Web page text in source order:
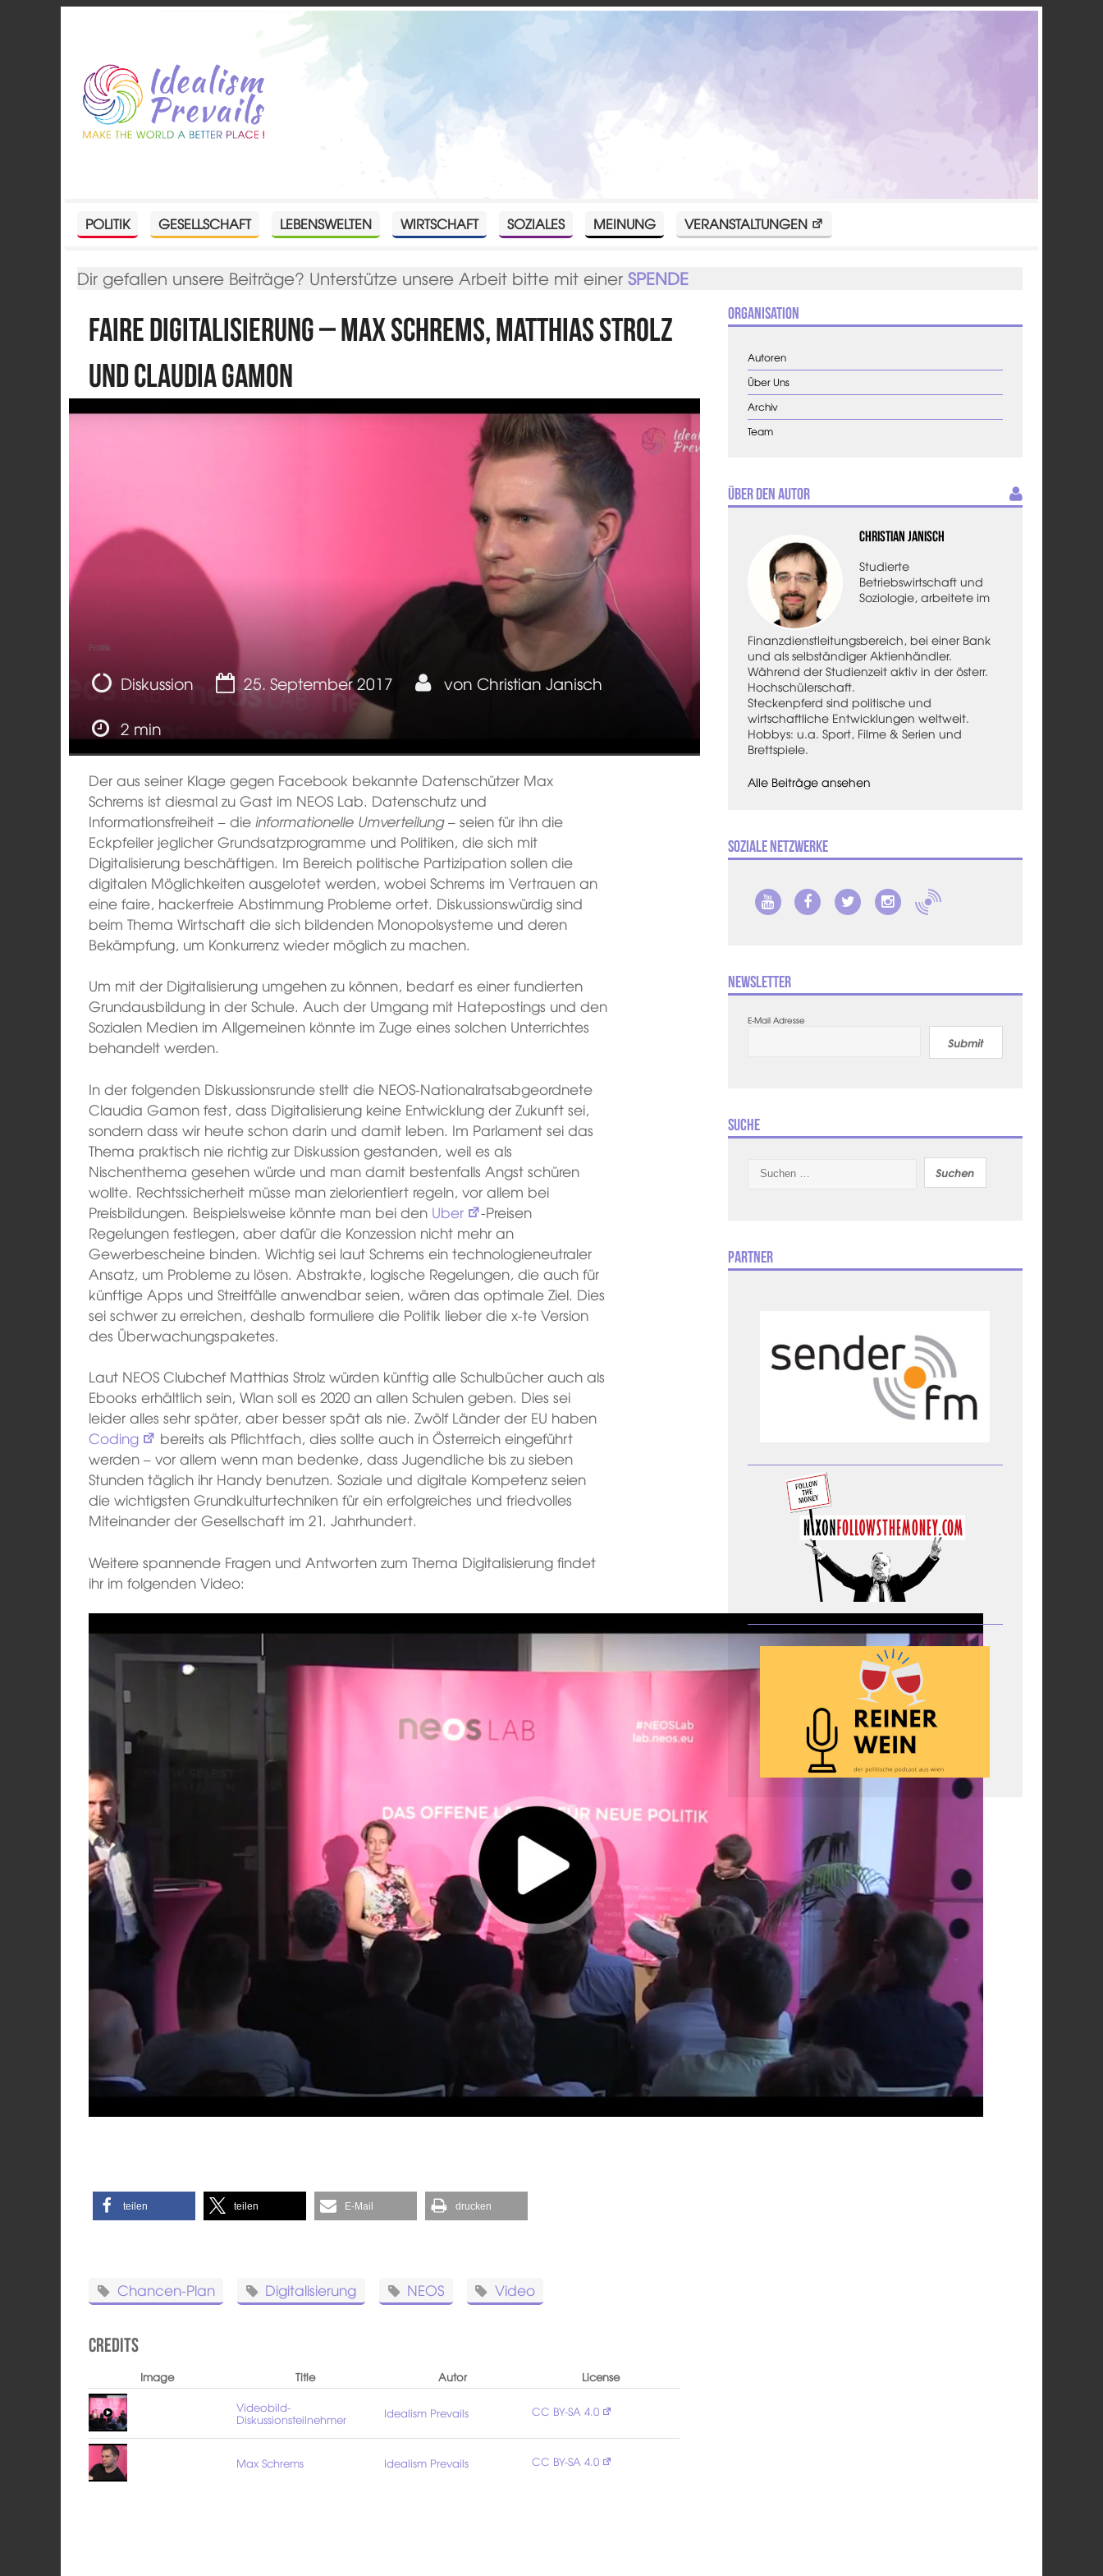
POLITIK GESELLSCHAFT LEBENSWELTEN WIRTSCHAFT SOZIALES MEINUNG VERANSTALTUNGEN
Dir gefallen unsere Beiträge? Unterstütze unsere Arbeit bitte mit einerSPENDE
Faire Digitalisierung – Max Schrems, Matthias Strolz
und Claudia Gamon
Politik
Diskussion 25. September 2017 von Christian Janisch
2 min
Der aus seiner Klage gegen Facebook bekannte Datenschützer Max
Schrems ist diesmal zu Gast im NEOS Lab. Datenschutz und
Informationsfreiheit – die informationelle Umverteilung– seien für ihn die
Eckpfeiler jeglicher Grundsatzprogramme und Politiken, die sich mit
Digitalisierung beschäftigen. Im Bereich politische Partizipation sollen die
digitalen Möglichkeiten ausgelotet werden, wobei Schrems im Vertrauen an
eine faire, hackerfreie Abstimmung Probleme ortet. Diskussionswürdig sind
beim Thema Wirtschaft die sich bildenden Monopolsysteme und deren
Bekämpfung, um Konkurrenz wieder möglich zu machen.
Um mit der Digitalisierung umgehen zu können, bedarf es einer fundierten
Grundausbildung in der Schule. Auch der Umgang mit Hatepostings und den
Sozialen Medien im Allgemeinen könnte im Zuge eines solchen Unterrichtes
behandelt werden.
In der folgenden Diskussionsrunde stellt die NEOS-Nationalratsabgeordnete
Claudia Gamon fest, dass Digitalisierung keine Entwicklung der Zukunft sei,
sondern dass wir heute schon darin und damit leben. Im Parlament sei das
Thema praktisch nie richtig zur Diskussion gestanden, weil es als
Nischenthema gesehen würde und man damit bestenfalls Angst schüren
wollte. Rechtssicherheit müsse man zielorientiert regeln, vor allem bei
Preisbildungen. Beispielsweise könnte man bei den Uber
-Preisen
Regelungen festlegen, aber dafür die Konzession nicht mehr an
Gewerbescheine binden. Wichtig sei laut Schrems ein technologieneutraler
Ansatz, um Probleme zu lösen. Abstrakte, logische Regelungen, die auch für
künftige Apps und Streitfälle anwendbar seien, wären das optimale Ziel. Dies
sei schwer zu erreichen, deshalb formuliere die Politik lieber die x-te Version
des Überwachungspaketes.
Laut NEOS Clubchef Matthias Strolz würden künftig alle Schulbücher auch als
Ebooks erhältlich sein, Wlan soll es 2020 an allen Schulen geben. Dies sei
leider alles sehr später, aber besser spät als nie. Zwölf Länder der EU haben
Coding
bereits als Pflichtfach, dies sollte auch in Österreich eingeführt
werden – vor allem wenn man bedenke, dass Jugendliche bis zu sieben
Stunden täglich ihr Handy benutzen. Soziale und digitale Kompetenz seien
die wichtigsten Grundkulturtechniken für ein erfolgreiches und friedvolles
Miteinander der Gesellschaft im 21. Jahrhundert.
Weitere spannende Fragen und Antworten zum Thema Digitalisierung findet
ihr im folgenden Video:
teilen teilen E-Mail drucken
Chancen-Plan Digitalisierung NEOS Video
Credits
Image Title Autor
License
Videobild-
Diskussionsteilnehmer Idealism Prevails CC BY-SA 4.0
Max Schrems Idealism Prevails CC BY-SA 4.0
Organisation
Autoren
Über Uns
Archiv
Team
Über den Autor
Christian Janisch
Studierte
Betriebswirtschaft und
Soziologie, arbeitete im
Finanzdienstleitungsbereich, bei einer Bank
und als selbständiger Aktienhändler.
Während der Studienzeit aktiv in der österr.
Hochschülerschaft.
Steckenpferd sind politische und
wirtschaftliche Entwicklungen weltweit.
Hobbys: u.a. Sport, Filme & Serien und
Brettspiele.
Alle Beiträge ansehen
Soziale Netzwerke
Newsletter
E-Mail Adresse
Submit
Suche
nach:
Partner